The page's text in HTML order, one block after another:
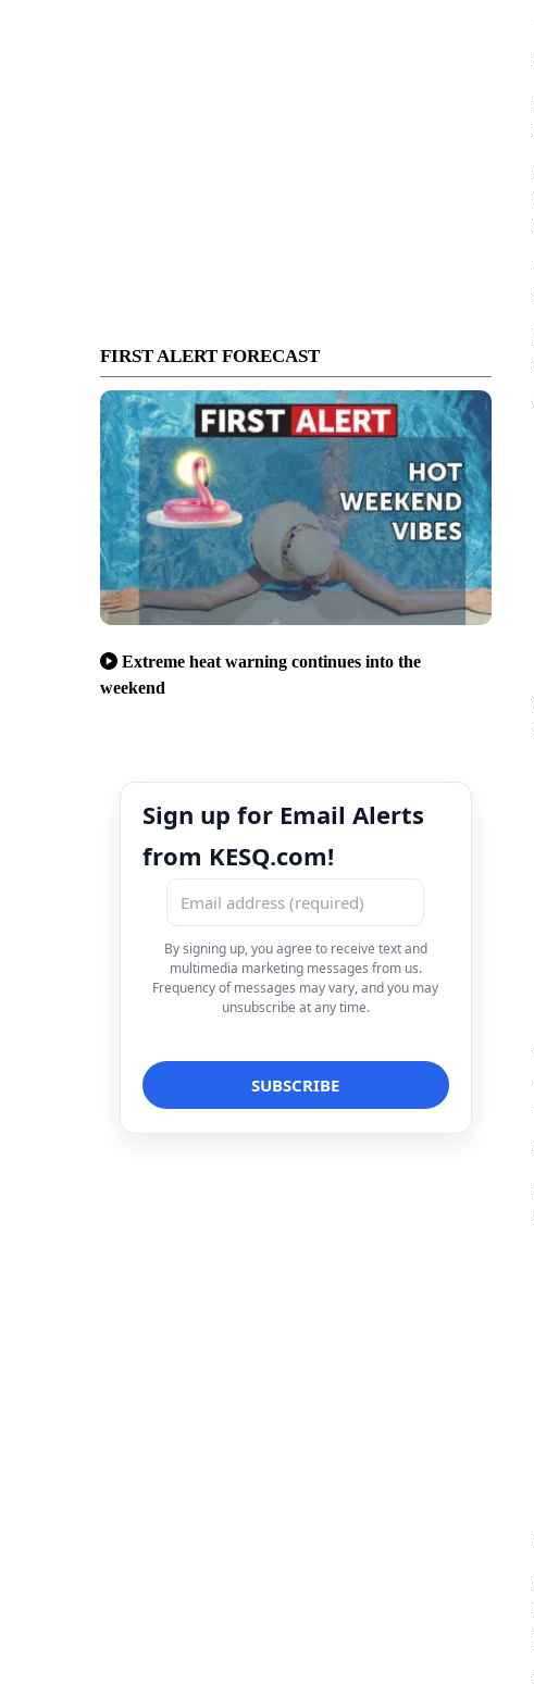
FIRST ALERT FORECAST
Extreme heat warning continues into the
weekend
Sign up for Email Alerts
from KESQ.com!
By signing up, you agree to receive text and
multimedia marketing messages from us.
Frequency of messages may vary, and you may
unsubscribe at any time.